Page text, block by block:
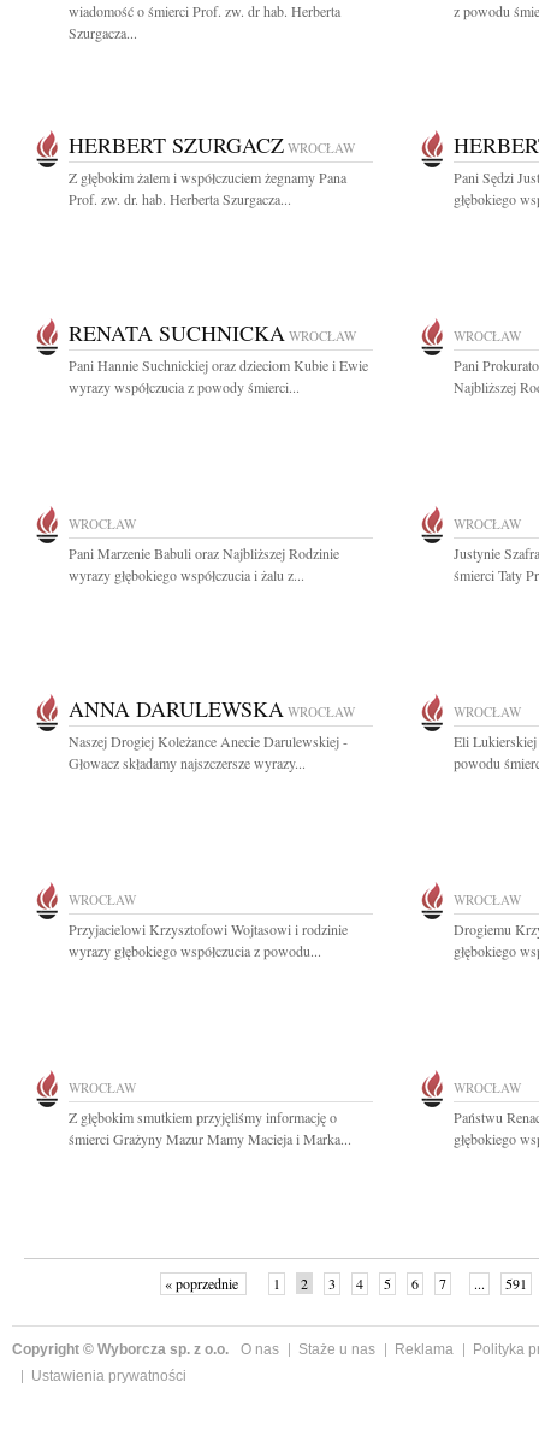
wiadomość o śmierci Prof. zw. dr hab. Herberta
Szurgacza...
z powodu
HERBERT SZURGACZ WROCŁAW
Z głębokim żalem i współczuciem żegnamy Pana
Prof. zw. dr. hab. Herberta Szurgacza...
Pani Sędzi
głębokiego
RENATA SUCHNICKA WROCŁAW
Pani Hannie Suchnickiej oraz dzieciom Kubie i Ewie
wyrazy współczucia z powody śmierci...
WROCŁAW
Pani
Najbliższej
WROCŁAW
Pani Marzenie Babuli oraz Najbliższej Rodzinie
wyrazy głębokiego współczucia i żalu z...
WROCŁAW
Justynie
śmierci Taty
ANNA DARULEWSKA WROCŁAW
Naszej Drogiej Koleżance Anecie Darulewskiej -
Głowacz składamy najszczersze wyrazy...
WROCŁAW
Eli Lukierskiej
powodu
WROCŁAW
Przyjacielowi Krzysztofowi Wojtasowi i rodzinie
wyrazy głębokiego współczucia z powodu...
WROCŁAW
Drogiemu
głębokiego
WROCŁAW
Z głębokim smutkiem przyjęliśmy informację o
śmierci Grażyny Mazur Mamy Macieja i Marka...
WROCŁAW
Państwu
głębokiego
« poprzednie 1 2 3 4 5 6 7 ... 591
Copyright © Wyborcza sp. z o.o. O nas Staże u nas Reklama
Polityka
Ustawienia prywatności